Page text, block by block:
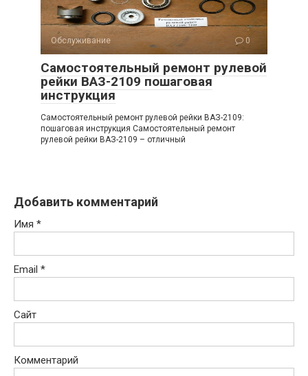
Обслуживание 0
Самостоятельный ремонт рулевой
рейки ВАЗ-2109 пошаговая
инструкция
Самостоятельный ремонт рулевой рейки ВАЗ-2109:
пошаговая инструкция Самостоятельный ремонт
рулевой рейки ВАЗ-2109 – отличный
Добавить комментарий
Имя *
Email *
Сайт
Комментарий